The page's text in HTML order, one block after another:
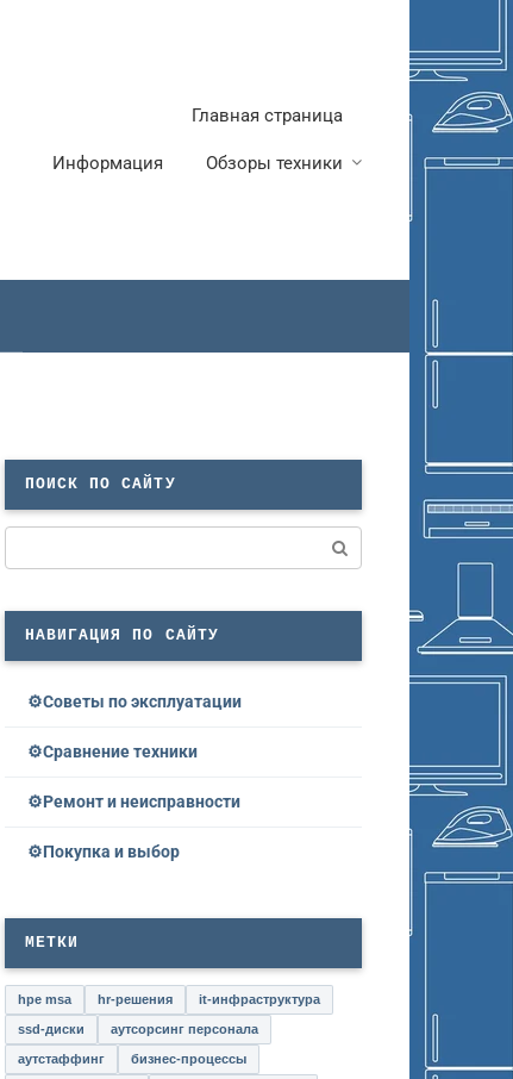
Главная страница
Информация Обзоры техники
ПОИСК ПО САЙТУ
НАВИГАЦИЯ ПО САЙТУ
Советы по эксплуатации
Сравнение техники
Ремонт и неисправности
Покупка и выбор
МЕТКИ
hpe msa hr-решения it-инфраструктура
ssd-диски аутсорсинг персонала
аутстаффинг бизнес-процессы